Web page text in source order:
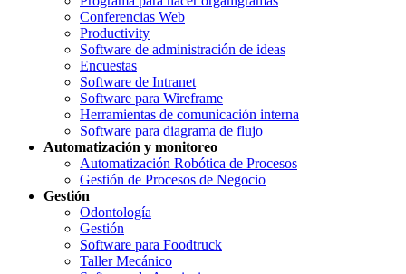
Conferencias Web
Productivity
Software de administración de ideas
Encuestas
Software de Intranet
Software para Wireframe
Herramientas de comunicación interna
Software para diagrama de flujo
Automatización y monitoreo
Automatización Robótica de Procesos
Gestión de Procesos de Negocio
Gestión
Odontología
Gestión
Software para Foodtruck
Taller Mecánico